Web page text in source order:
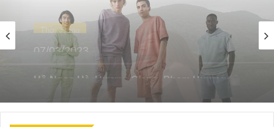
Thời Trang
01/10/2025
Top 10 Thiên đường Mua Sắm Thời Trang
Nam Tại Nha Trang